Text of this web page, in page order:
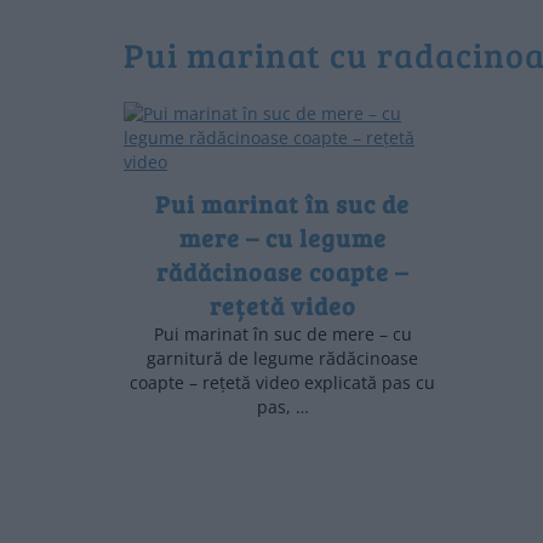
pui marinat cu
Pui marinat în suc de
mere – cu legume
rădăcinoase coapte –
rețetă video
Pui marinat în suc de mere – cu
garnitură de legume rădăcinoase
coapte – rețetă video explicată pas cu
pas, …